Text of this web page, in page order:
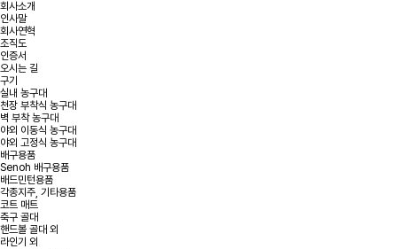
회사소개
인사말
회사연혁
조직도
인증서
오시는 길
구기
실내 농구대
천장 부착식 농구대
벽 부착 농구대
야외 이동식 농구대
야외 고정식 농구대
배구용품
Senoh 배구용품
배드민턴용품
각종지주, 기타용품
코트 매트
축구 골대
핸드볼 골대 외
라인기 외